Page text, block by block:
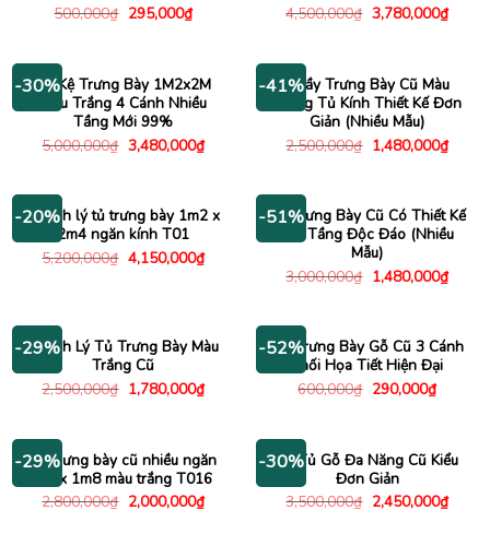
500,000₫ Giá
295,000₫Giá
hiện
295,000₫.
4,500,000₫ Giá
gốc
3,780,000₫Giá
hiện
-30%
Tủ Kệ Trưng Bày 1M2x2M
Màu Trắng 4 Cánh Nhiều
Tầng Mới 99%
5,000,000₫ Giá
gốc
3,480,000₫Giá
hiện
3,480,000₫.
-41%Quầy Trưng Bày Cũ Màu
Trắng Tủ Kính Thiết Kế Đơn
Giản (Nhiều Mẫu)
2,500,000₫ Giá
gốc
1,480,000₫Giá
hiện
-20%
Thanh lý tủ trưng bày 1m2 x
2m4 ngăn kính T01
5,200,000₫ Giá
gốc
4,150,000₫Giá
hiện
-51%
Tủ Trưng Bày Cũ Có Thiết Kế
Hai Tầng Độc Đáo (Nhiều
Mẫu)
3,000,000₫ Giá
gốc
1,480,000₫Giá
hiện
-29%
Thanh Lý Tủ Trưng Bày Màu
Trắng Cũ
2,500,000₫ Giá
gốc
1,780,000₫Giá
hiện
1,780,000₫.
-52%
Tủ Trưng Bày Gỗ Cũ 3 Cánh
Phối Họa Tiết Hiện Đại
600,000₫ Giá
290,000₫Giá
hiện
-29%
Tủ trưng bày cũ nhiều ngăn
1m x 1m8 màu trắng T016
2,800,000₫ Giá
gốc
2,000,000₫Giá
hiện
-30%
Kệ Tủ Gỗ Đa Năng Cũ Kiểu
Đơn Giản
3,500,000₫ Giá
gốc
2,450,000₫Giá
hiện